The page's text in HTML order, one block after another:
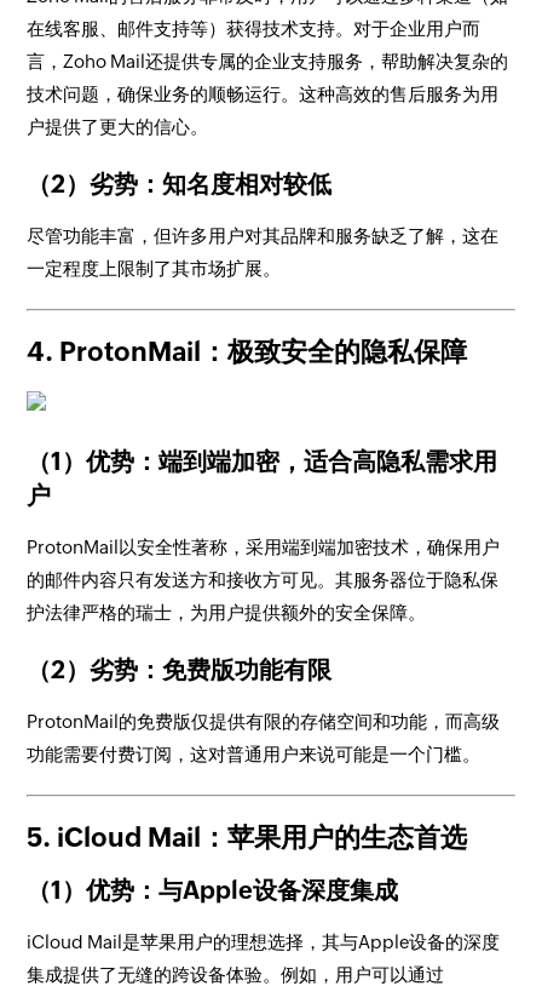
在线客服、邮件支持等）获得技术支持。对于企业用户而
言，Zoho Mail还提供专属的企业支持服务，帮助解决复杂的
技术问题，确保业务的顺畅运行。这种高效的售后服务为用
户提供了更大的信心。
（2）劣势：知名度相对较低
尽管功能丰富，但许多用户对其品牌和服务缺乏了解，这在
一定程度上限制了其市场扩展。
4. ProtonMail：极致安全的隐私保障
（1）优势：端到端加密，适合高隐私需求用
户
ProtonMail以安全性著称，采用端到端加密技术，确保用户
的邮件内容只有发送方和接收方可见。其服务器位于隐私保
护法律严格的瑞士，为用户提供额外的安全保障。
（2）劣势：免费版功能有限
ProtonMail的免费版仅提供有限的存储空间和功能，而高级
功能需要付费订阅，这对普通用户来说可能是一个门槛。
5. iCloud Mail：苹果用户的生态首选
（1）优势：与Apple设备深度集成
iCloud Mail是苹果用户的理想选择，其与Apple设备的深度
集成提供了无缝的跨设备体验。例如，用户可以通过